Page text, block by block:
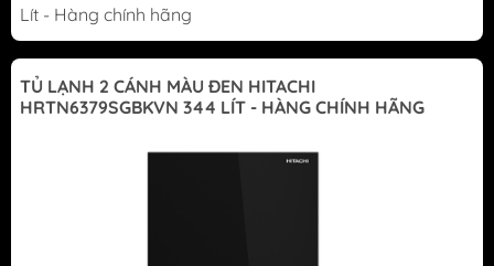
Lít - Hàng chính hãng
TỦ LẠNH 2 CÁNH MÀU ĐEN HITACHI
HRTN6379SGBKVN 344 LÍT - HÀNG CHÍNH HÃNG